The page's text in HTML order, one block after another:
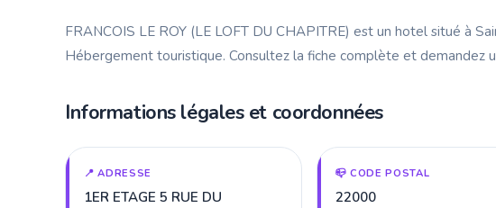
FRANCOIS LE ROY (LE LOFT DU CHAPITRE) est un hotel situé à
Hébergement touristique. Consultez la fiche complète et demandez
Informations légales et coordonnées
📍 ADRESSE
1ER ETAGE 5 RUE DU
📪 CODE POSTAL
22000